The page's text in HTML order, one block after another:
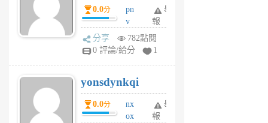
月
前
0.0分
pn
v
wt
sv
6
個
月
前
舉
報
分享
782點閱
0 評論/給分
1
yonsdynkqi
0.0分
nx
ox
舉
報